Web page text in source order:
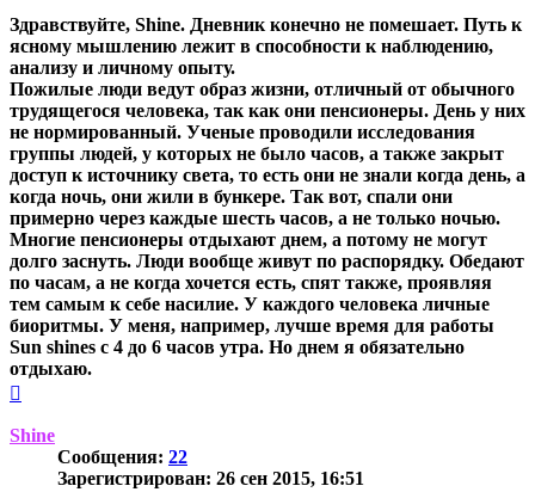
Здравствуйте, Shine. Дневник конечно не помешает. Путь к
ясному мышлению лежит в способности к наблюдению,
анализу и личному опыту.
Пожилые люди ведут образ жизни, отличный от обычного
трудящегося человека, так как они пенсионеры. День у них
не нормированный. Ученые проводили исследования
группы людей, у которых не было часов, а также закрыт
доступ к источнику света, то есть они не знали когда день, а
когда ночь, они жили в бункере. Так вот, спали они
примерно через каждые шесть часов, а не только ночью.
Многие пенсионеры отдыхают днем, а потому не могут
долго заснуть. Люди вообще живут по распорядку. Обедают
по часам, а не когда хочется есть, спят также, проявляя
тем самым к себе насилие. У каждого человека личные
биоритмы. У меня, например, лучше время для работы
Sun shines с 4 до 6 часов утра. Но днем я обязательно
отдыхаю.
началу
Shine
Сообщения: 22
Зарегистрирован: 26 сен 2015, 16:51